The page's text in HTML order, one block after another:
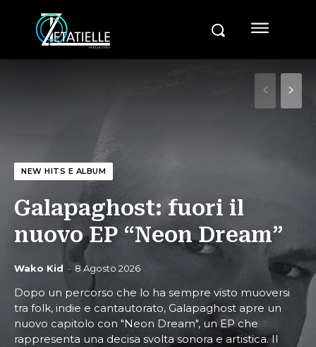
NEW HITS E ALBUM
Galapaghost: fuori il
nuovo EP “Neon Dream”
Wako Kid - 8 Agosto 2026
Dopo un percorso che lo ha sempre visto muoversi
tra folk, indie e cantautorato, Galapaghost apre un
nuovo capitolo con "Neon Dream", un EP che
rappresenta una decisa svolta sonora e artistica. Il